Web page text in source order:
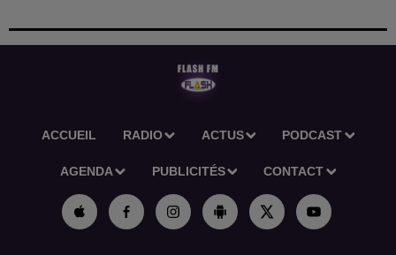
ACCUEIL RADIO ACTUS PODCAST
AGENDA PUBLICITÉS CONTACT